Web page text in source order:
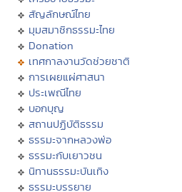
สัญลักษณ์ไทย
มุมสมาชิกธรรมะไทย
Donation
เทศกาลงานวัดช่วยชาติ
การเผยแผ่ศาสนา
ประเพณีไทย
บอกบุญ
สถานปฏิบัติธรรม
ธรรมะจากหลวงพ่อ
ธรรมะกับเยาวชน
นิทานธรรมะบันเทิง
ธรรมะบรรยาย